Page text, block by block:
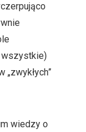
wszystkie)
„zwykłych”
wiedzy o